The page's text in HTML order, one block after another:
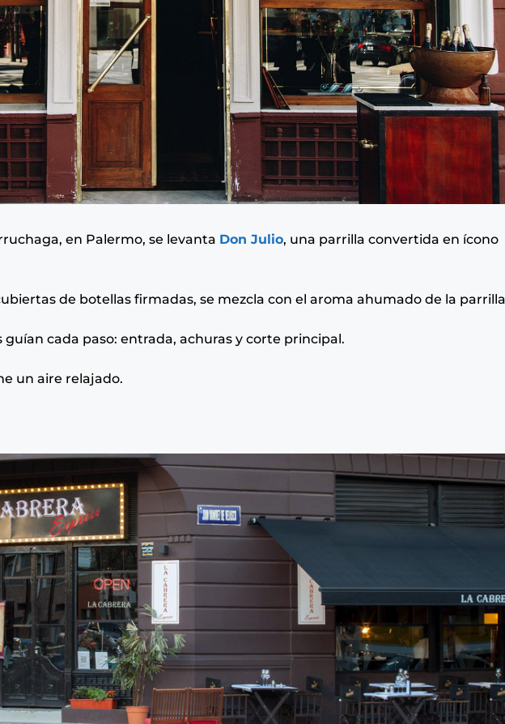
en Palermo, se levanta Don Julio, una parrilla convertida en ícono
de botellas firmadas, se mezcla con el aroma ahumado de la
guían cada paso: entrada, achuras y corte principal.
un aire relajado.